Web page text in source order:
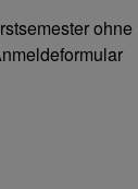
ohne